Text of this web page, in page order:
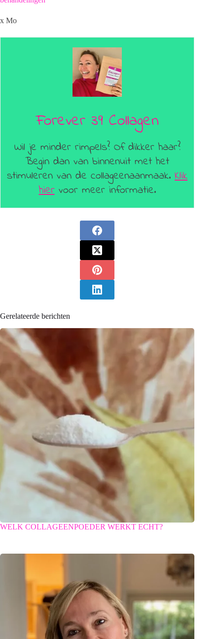
x Mo
Forever 39 Collagen
Wil je minder rimpels? Of dikker haar?
Begin dan van binnenuit met het
stimuleren van de collageenaanmaak.Klik
hiervoor meer informatie.
Gerelateerde berichten
WELK COLLAGEENPOEDER WERKT ECHT?